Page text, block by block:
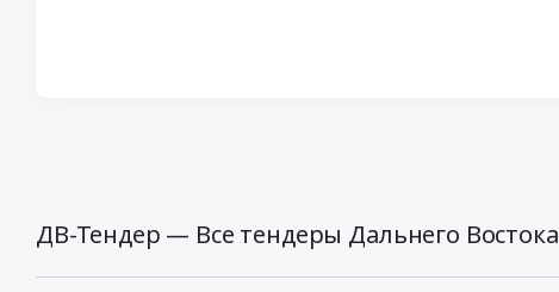
ДВ-Тендер — Все тендеры Дальнего Востока